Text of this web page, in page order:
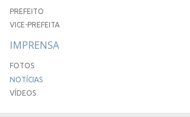
PREFEITO
VICE-PREFEITA
IMPRENSA
FOTOS
NOTÍCIAS
VÍDEOS